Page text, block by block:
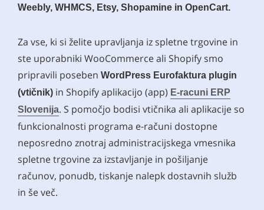
Weebly, WHMCS, Etsy, Shopamine in OpenCart.
Za vse, ki si želite upravljanja iz spletne trgovine in
ste uporabniki WooCommerce ali Shopify smo
pripravili poseben WordPress Eurofaktura plugin
(vtičnik) in Shopify aplikacijo (app) E‑racuni ERP
Slovenija. S pomočjo bodisi vtičnika ali aplikacije so
funkcionalnosti programa e-računi dostopne
neposredno znotraj administracijskega vmesnika
spletne trgovine za izstavljanje in pošiljanje
računov, ponudb, tiskanje nalepk dostavnih služb
in še več.